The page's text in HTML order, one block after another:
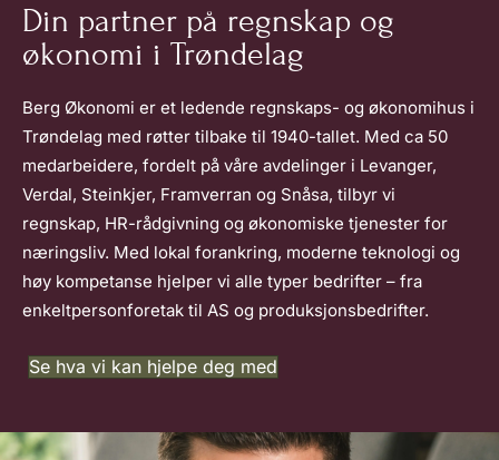
Din partner på regnskap og
økonomi i Trøndelag
Berg Økonomi er et ledende regnskaps- og økonomihus i
Trøndelag med røtter tilbake til 1940-tallet. Med ca 50
medarbeidere, fordelt på våre avdelinger i Levanger,
Verdal, Steinkjer, Framverran og Snåsa, tilbyr vi
regnskap, HR-rådgivning og økonomiske tjenester for
næringsliv. Med lokal forankring, moderne teknologi og
høy kompetanse hjelper vi alle typer bedrifter – fra
enkeltpersonforetak til AS og produksjonsbedrifter.
Se hva vi kan hjelpe deg med